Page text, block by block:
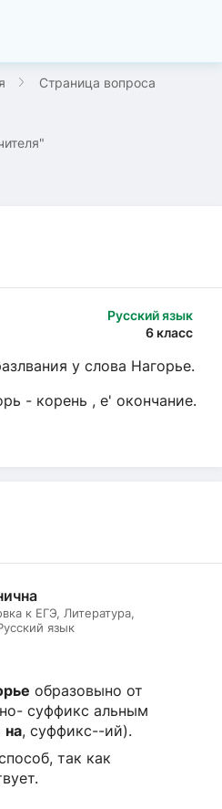
Страница вопроса
Русский язык
6 класс
у слова Нагорье.
- корень , е' окончание.
к ЕГЭ, Литература,
язык
образовыно от
суффикс альным
на, суффикс--ий).
так как